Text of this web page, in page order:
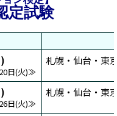
定試験
日(火)≫
札幌・仙台・東
日(火)≫
札幌・仙台・東